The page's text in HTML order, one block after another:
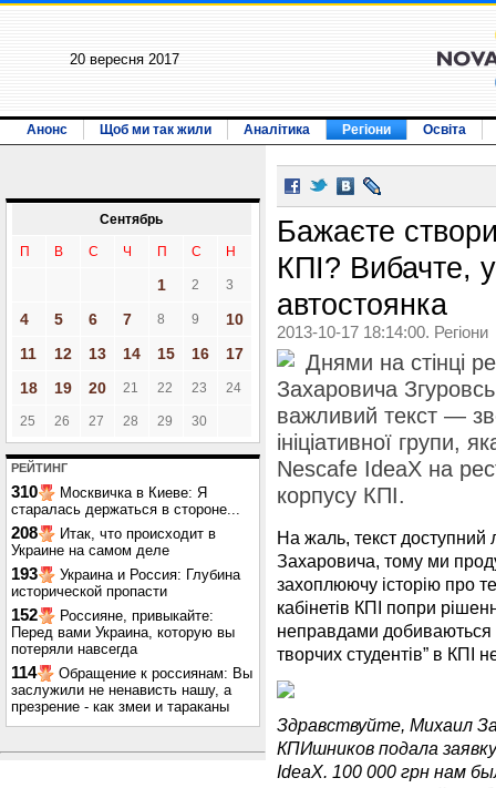
20 вересня 2017
Анонс Щоб ми так жили Аналітика Регіони Освіта
Сентябрь
П В С Ч П С Н
1 2 3
4 5 6 7 8 9
10
11
12 13 14 15 16
17
18
19 20 21 22 23 24
25 26 27 28 29 30
РЕЙТИНГ
310
Москвичка в Киеве: Я
старалась держаться в стороне...
208
Итак, что происходит в
Украине на самом деле
193
Украина и Россия: Глубина
исторической пропасти
152
Россияне, привыкайте:
Перед вами Украина, которую вы
потеряли навсегда
114
Обращение к россиянам: Вы
заслужили не ненависть нашу, а
презрение - как змеи и тараканы
Бажаєте
КПІ? Вибачте,
автостоянка
2013-10-17 18:14:00. Регіони
Днями на стінці
Захаровича
важливий текст —
ініціативної групи,
Nescafe IdeaX на
корпусу КПІ.
На жаль, текст
Захаровича, тому ми
захоплюючу історію про
кабінетів КПІ попри
неправдами добиваються
творчих студентів” в КПІ
Здравствуйте, Михаил
КПИшников подала
IdeaX. 100 000 грн нам